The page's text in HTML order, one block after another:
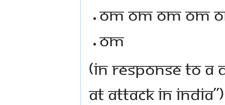
Om Om Om Om
Om
(In response to a
at Attack in India”)